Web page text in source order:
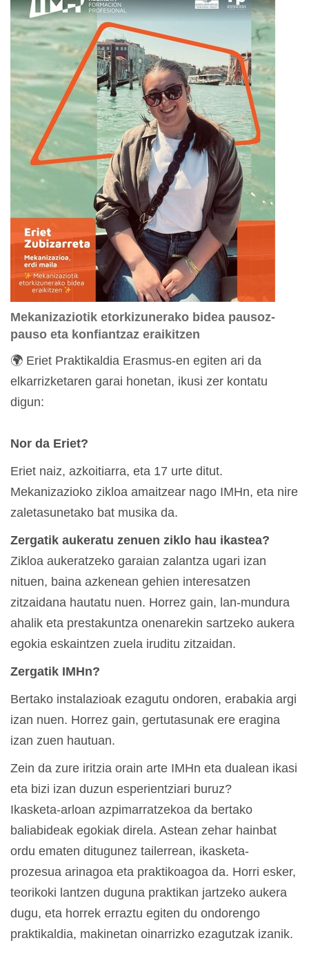
Mekanizaziotik etorkizunerako bidea pausoz-
pauso eta konfiantzaz eraikitzen
🌍 Eriet Praktikaldia Erasmus-en egiten ari da
elkarrizketaren garai honetan, ikusi zer kontatu
digun:
Nor da Eriet?
Eriet naiz, azkoitiarra, eta 17 urte ditut.
Mekanizazioko zikloa amaitzear nago IMHn, eta nire
zaletasunetako bat musika da.
Zergatik aukeratu zenuen ziklo hau ikastea?
Zikloa aukeratzeko garaian zalantza ugari izan
nituen, baina azkenean gehien interesatzen
zitzaidana hautatu nuen. Horrez gain, lan-mundura
ahalik eta prestakuntza onenarekin sartzeko aukera
egokia eskaintzen zuela iruditu zitzaidan.
Zergatik IMHn?
Bertako instalazioak ezagutu ondoren, erabakia argi
izan nuen. Horrez gain, gertutasunak ere eragina
izan zuen hautuan.
Zein da zure iritzia orain arte IMHn eta dualean ikasi
eta bizi izan duzun esperientziari buruz?
Ikasketa-arloan azpimarratzekoa da bertako
baliabideak egokiak direla. Astean zehar hainbat
ordu ematen ditugunez tailerrean, ikasketa-
prozesua arinagoa eta praktikoagoa da. Horri esker,
teorikoki lantzen duguna praktikan jartzeko aukera
dugu, eta horrek erraztu egiten du ondorengo
praktikaldia, makinetan oinarrizko ezagutzak izanik.